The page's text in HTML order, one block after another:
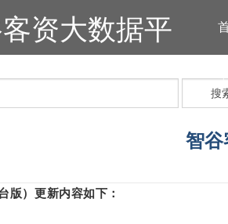
资大数据平
搜
智谷
版）更新内容如下：